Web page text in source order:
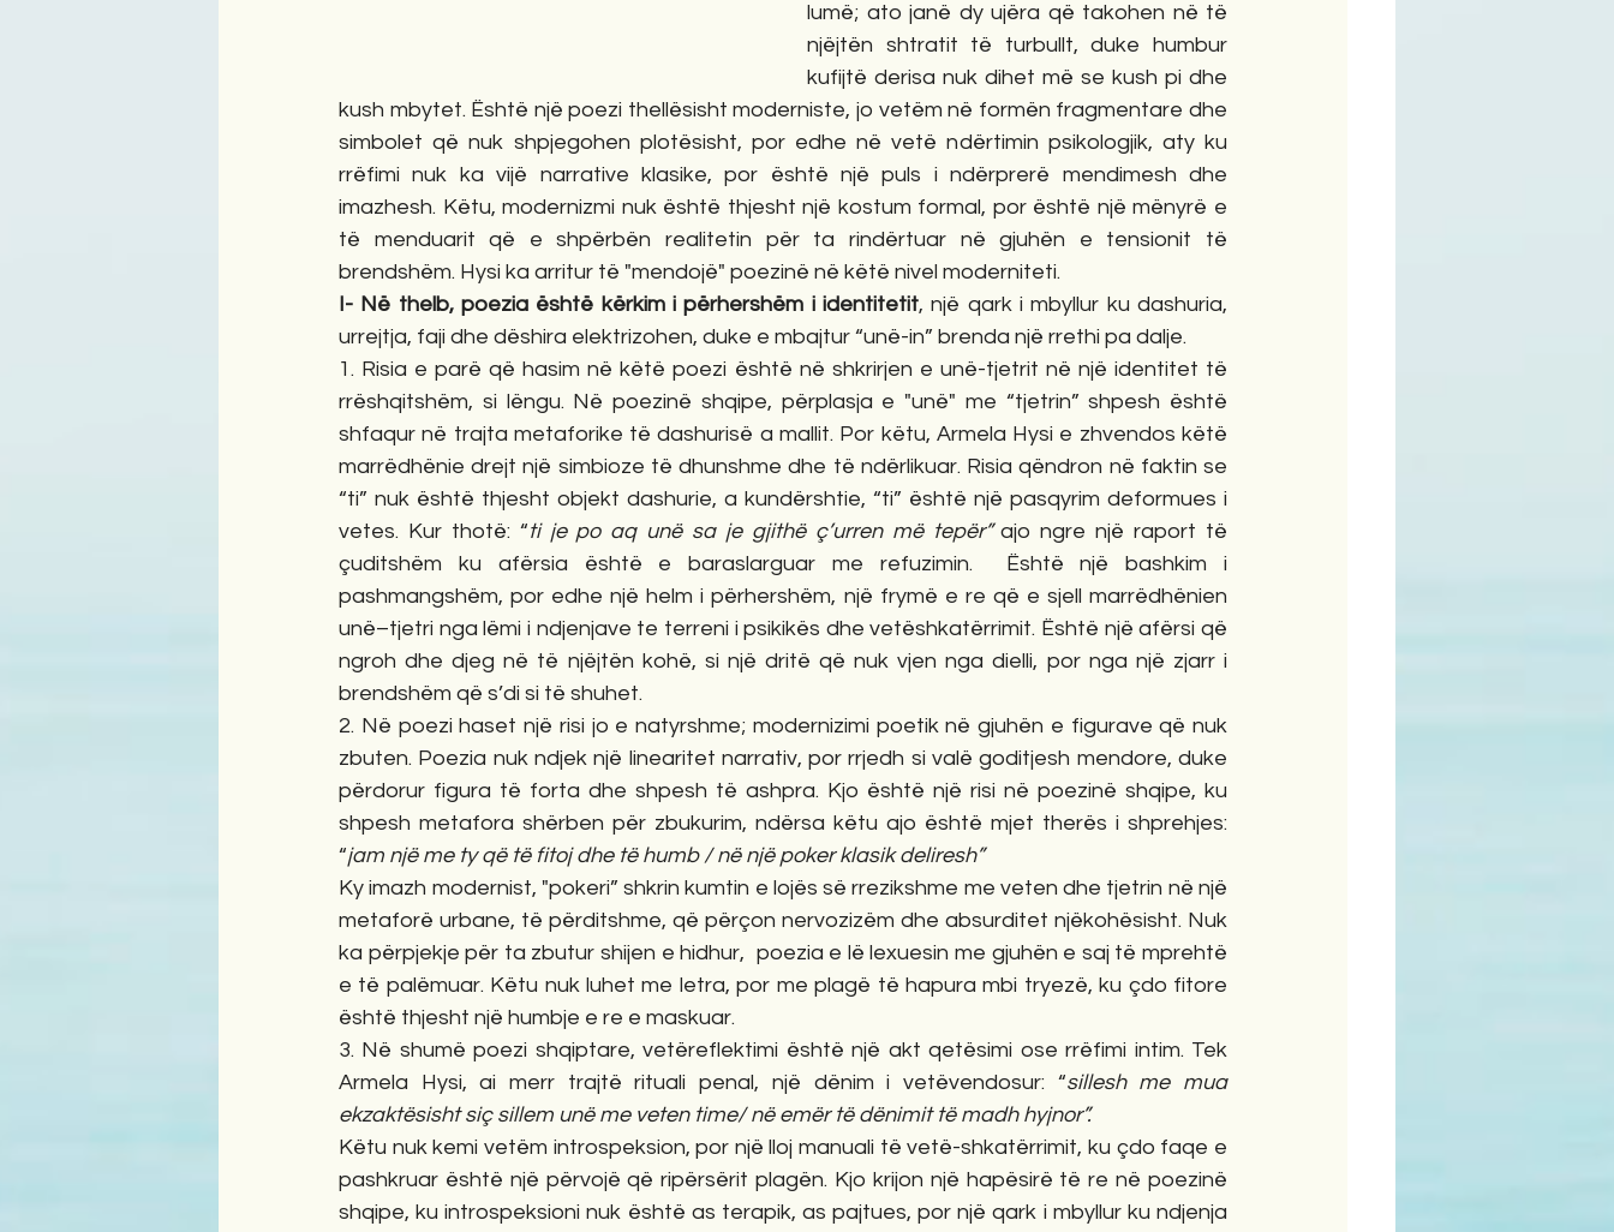
lumë; ato janë dy ujëra që takohen në të
njëjtën shtratit të turbullt, duke humbur
kufijtë derisa nuk dihet më se kush pi dhe
kush mbytet. Është një poezi thellësisht moderniste, jo vetëm në formën fragmentare dhe
simbolet që nuk shpjegohen plotësisht, por edhe në vetë ndërtimin psikologjik, aty ku
rrëfimi nuk ka vijë narrative klasike, por është një puls i ndërprerë mendimesh dhe
imazhesh. Këtu, modernizmi nuk është thjesht një kostum formal, por është një mënyrë e
të menduarit që e shpërbën realitetin për ta rindërtuar në gjuhën e tensionit të
brendshëm. Hysi ka arritur të "mendojë" poezinë në këtë nivel moderniteti.
I- Në thelb, poezia është kërkim i përhershëm i identitetit, një qark i mbyllur ku dashuria,
urrejtja, faji dhe dëshira elektrizohen, duke e mbajtur “unë-in” brenda një rrethi pa dalje.
1. Risia e parë që hasim në këtë poezi është në shkrirjen e unë-tjetrit në një identitet të
rrëshqitshëm, si lëngu. Në poezinë shqipe, përplasja e "unë" me “tjetrin” shpesh është
shfaqur në trajta metaforike të dashurisë a mallit. Por këtu, Armela Hysi e zhvendos këtë
marrëdhënie drejt një simbioze të dhunshme dhe të ndërlikuar. Risia qëndron në faktin se
“ti” nuk është thjesht objekt dashurie, a kundërshtie, “ti” është një pasqyrim deformues i
vetes. Kur thotë: “ti je po aq unë sa je gjithë ç’urren më tepër” ajo ngre një raport të
çuditshëm ku afërsia është e baraslarguar me refuzimin.  Është një bashkim i
pashmangshëm, por edhe një helm i përhershëm, një frymë e re që e sjell marrëdhënien
unë–tjetri nga lëmi i ndjenjave te terreni i psikikës dhe vetëshkatërrimit. Është një afërsi që
ngroh dhe djeg në të njëjtën kohë, si një dritë që nuk vjen nga dielli, por nga një zjarr i
brendshëm që s’di si të shuhet.
2. Në poezi haset një risi jo e natyrshme; modernizimi poetik në gjuhën e figurave që nuk
zbuten. Poezia nuk ndjek një linearitet narrativ, por rrjedh si valë goditjesh mendore, duke
përdorur figura të forta dhe shpesh të ashpra. Kjo është një risi në poezinë shqipe, ku
shpesh metafora shërben për zbukurim, ndërsa këtu ajo është mjet therës i shprehjes:
“jam një me ty që të fitoj dhe të humb / në një poker klasik deliresh”
Ky imazh modernist, "pokeri” shkrin kumtin e lojës së rrezikshme me veten dhe tjetrin në një
metaforë urbane, të përditshme, që përçon nervozizëm dhe absurditet njëkohësisht. Nuk
ka përpjekje për ta zbutur shijen e hidhur,  poezia e lë lexuesin me gjuhën e saj të mprehtë
e të palëmuar. Këtu nuk luhet me letra, por me plagë të hapura mbi tryezë, ku çdo fitore
është thjesht një humbje e re e maskuar.
3. Në shumë poezi shqiptare, vetëreflektimi është një akt qetësimi ose rrëfimi intim. Tek
Armela Hysi, ai merr trajtë rituali penal, një dënim i vetëvendosur: “sillesh me mua
ekzaktësisht siç sillem unë me veten time/ në emër të dënimit të madh hyjnor”.
Këtu nuk kemi vetëm introspeksion, por një lloj manuali të vetë-shkatërrimit, ku çdo faqe e
pashkruar është një përvojë që ripërsërit plagën. Kjo krijon një hapësirë të re në poezinë
shqipe, ku introspeksioni nuk është as terapik, as pajtues, por një qark i mbyllur ku ndjenja